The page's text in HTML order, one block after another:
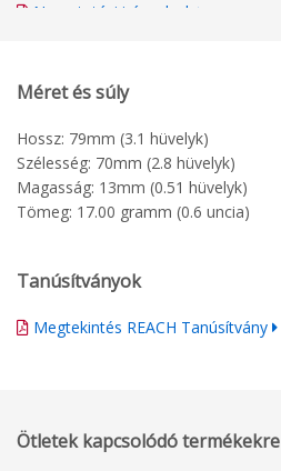
Nyomtatási irányelvek
Méret és súly
Hossz: 79mm (3.1 hüvelyk)
Szélesség: 70mm (2.8 hüvelyk)
Magasság: 13mm (0.51 hüvelyk)
Tömeg: 17.00 gramm (0.6 uncia)
Tanúsítványok
Megtekintés REACH Tanúsítvány
Ötletek kapcsolódó termékekre